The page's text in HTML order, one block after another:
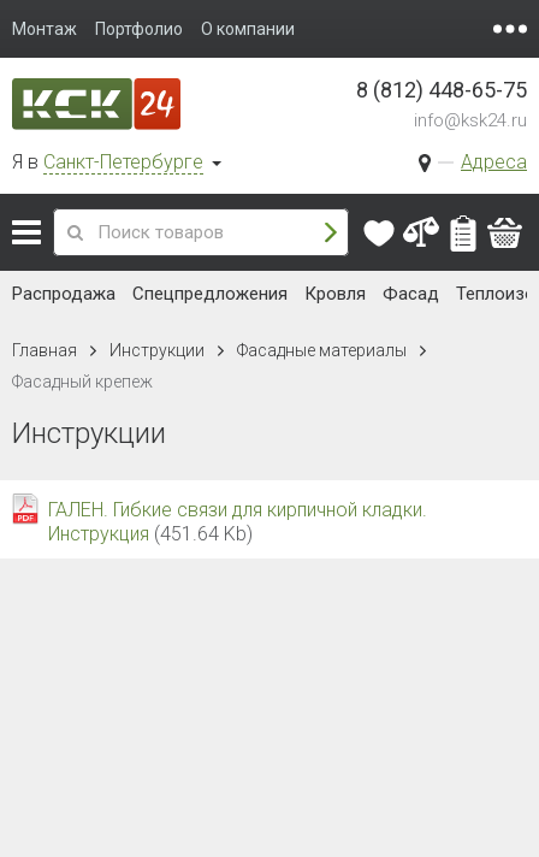
Монтаж Портфолио О компании
Я в Санкт-Петербурге Адреса
8 (812) 448-65-75
info@ksk24.ru
Распродажа Спецпредложения Кровля Фасад
Главная Инструкции
Фасадные материалы
Фасадный крепеж
Инструкции
ГАЛЕН. Гибкие связи для кирпичной кладки.
Инструкция (451.64 Kb)